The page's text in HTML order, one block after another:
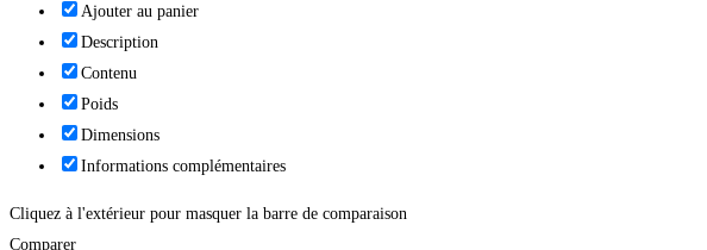
Ajouter au panier
Description
Contenu
Poids
Dimensions
Informations complémentaires
Cliquez à l'extérieur pour masquer la barre de comparaison
Comparer